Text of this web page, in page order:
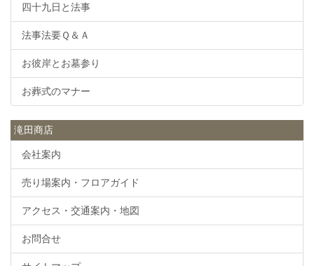
四十九日と法事
法事法要Ｑ＆Ａ
お彼岸とお墓参り
お葬式のマナー
滝田商店
会社案内
売り場案内・フロアガイド
アクセス・交通案内・地図
お問合せ